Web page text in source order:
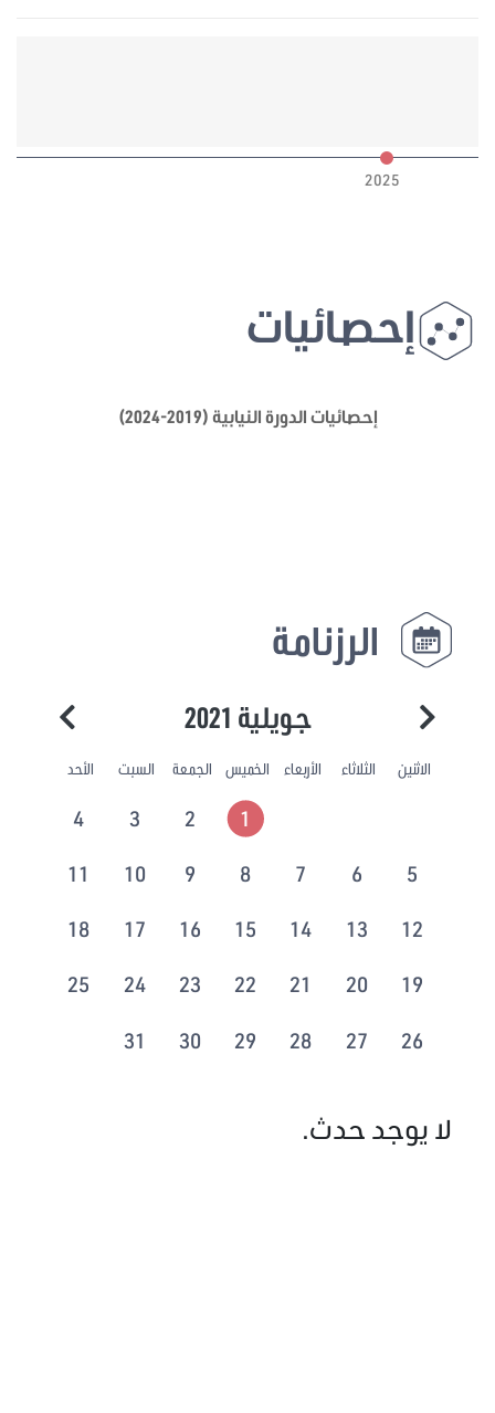
2025
إحصائيات
إحصائيات الدورة النيابية (2019-2024)
الرزنامة
جويلية 2021
الاثنين الثلاثاء الأربعاء الخميس الجمعة السبت الأحد
1
2
3
4
5
6
7
8
9
10
11
12
13
14
15
16
17
18
19
20
21
22
23
24
25
26
27
28
29
30
31
لا يوجد حدث.